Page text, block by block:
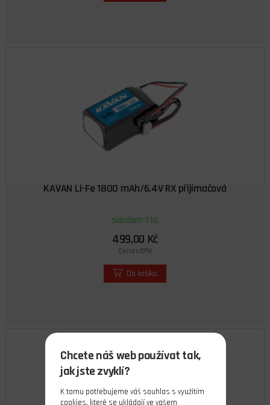
KAVAN Li-Fe 1800 mAh/6,4V RX přijímačová
skladem 1 ks
499,00 Kč
Cena s DPH
Do košíku
Chcete náš web používat tak,
jak jste zvyklí?
K tomu potřebujeme váš souhlas s využitím
cookies, které se ukládají ve vašem